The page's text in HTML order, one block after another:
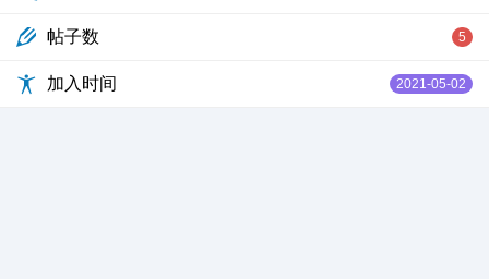
帖子数 5
加入时间 2021-05-02